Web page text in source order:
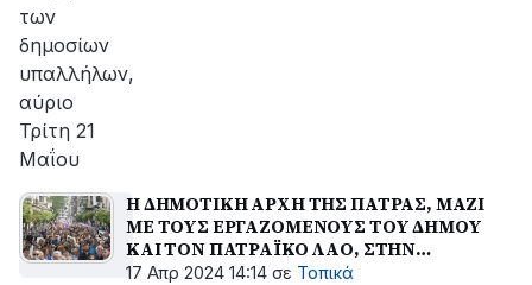
των
δημοσίων
υπαλλήλων,
αύριο
Τρίτη 21
Μαΐου
Η ΔΗΜΟΤΙΚΗ ΑΡΧΗ ΤΗΣ ΠΑΤΡΑΣ, ΜΑΖΙ
ΜΕ ΤΟΥΣ ΕΡΓΑΖΟΜΕΝΟΥΣ ΤΟΥ ΔΗΜΟΥ
ΚΑΙ ΤΟΝ ΠΑΤΡΑΪΚΟ ΛΑΟ, ΣΤΗΝ
ΣΥΓΚΕΝΤΡΩΣΗ ΚΑΙ ΤΗΝ ΠΟΡΕΙΑ ΤΟΥ
17 Απρ 2024 14:14 σε Τοπικά